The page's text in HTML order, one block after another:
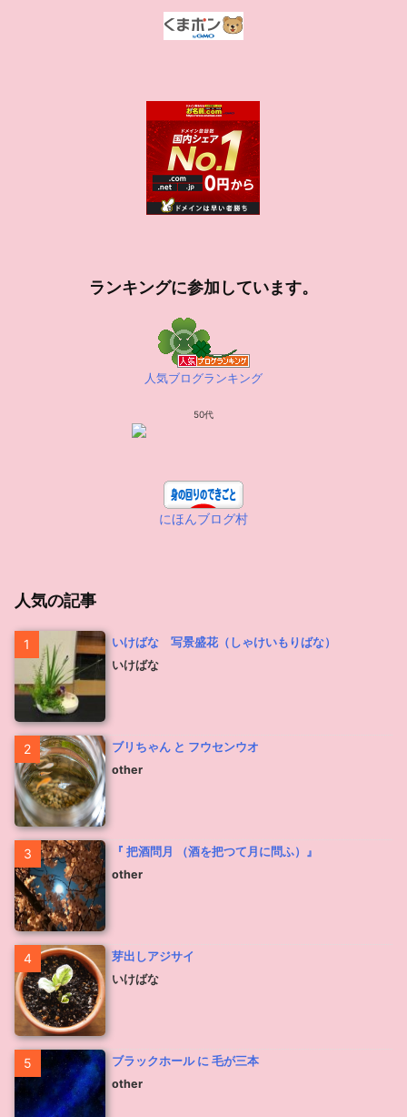
ランキングに参加しています。
人気ブログランキング
50代
にほんブログ村
人気の記事
1
いけばな 写景盛花（しゃけいもりばな）
いけばな
2
ブリちゃん と フウセンウオ
other
3
『 把酒問月 （酒を把つて月に問ふ）』
other
4
芽出しアジサイ
いけばな
5
ブラックホール に 毛が三本
other